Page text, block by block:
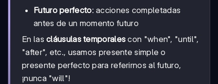
Futuro perfecto: acciones completadas
antes de un momento futuro
En lascláusulas temporales con "when", "until",
"after", etc., usamos presente simple o
presente perfecto para referirnos al futuro,
¡nunca "will"!